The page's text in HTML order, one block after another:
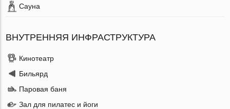
Сауна
ВНУТРЕННЯЯ ИНФРАСТРУКТУРА
Кинотеатр
Бильярд
Паровая баня
Зал для пилатес и йоги